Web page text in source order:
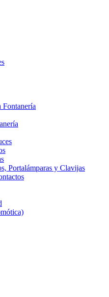
Fontanería
Portalámparas y Clavijas